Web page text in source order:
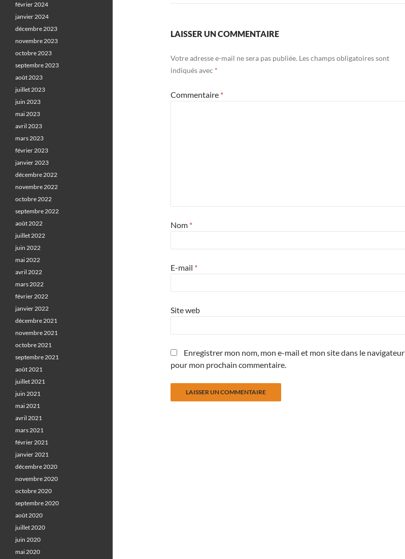
LAISSER UN COMMENTAIRE
Votre adresse e-mail ne sera pas publiée. Les champs obligatoires sont
indiqués avec *
Commentaire *
Nom *
E-mail *
Site web
Enregistrer mon nom, mon e-mail et mon site dans le navigateur
pour mon prochain commentaire.
février 2024
janvier 2024
décembre 2023
novembre 2023
octobre 2023
septembre 2023
août 2023
juillet 2023
juin 2023
mai 2023
avril 2023
mars 2023
février 2023
janvier 2023
décembre 2022
novembre 2022
octobre 2022
septembre 2022
août 2022
juillet 2022
juin 2022
mai 2022
avril 2022
mars 2022
février 2022
janvier 2022
décembre 2021
novembre 2021
octobre 2021
septembre 2021
août 2021
juillet 2021
juin 2021
mai 2021
avril 2021
mars 2021
février 2021
janvier 2021
décembre 2020
novembre 2020
octobre 2020
septembre 2020
août 2020
juillet 2020
juin 2020
mai 2020